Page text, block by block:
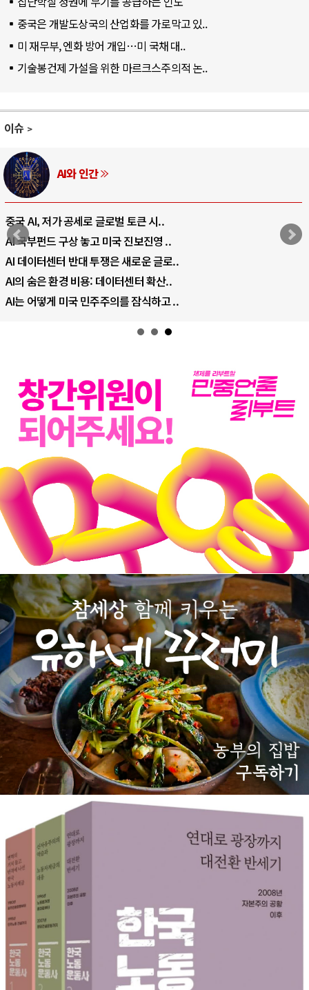
중국은 개발도상국의 산업화를 가로막고 있..
미 재무부, 엔화 방어 개입…미 국채 대..
기술봉건제 가설을 위한 마르크스주의적 논..
이슈
러시아-우크라이나 전쟁
전쟁의 추상화: 우크라이나, 대리전의 역..
EU·우크라이나 드론 협력 직후, 러시아..
나토, 우크라 군사지원 2027년까지 공..
우크라이나, 덴마크, 에스토니아, 네덜란..
러·우크라, 대규모 공습 주고받아…민간 ..